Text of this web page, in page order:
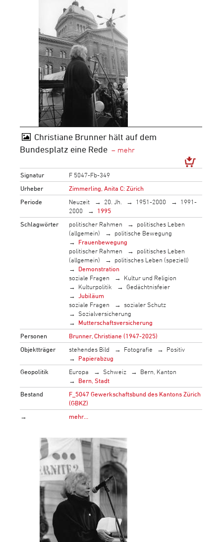
Christiane Brunner hält auf dem
Bundesplatz eine Rede
Signatur
F 5047-Fb-349
Urheber
Zimmerling, Anita C: Zürich
Periode
Neuzeit 20. Jh. 1951-2000
1991-
2000
1995
Schlagwörter
politischer Rahmen
politisches Leben
(allgemein)
politische Bewegung
Frauenbewegung
politischer Rahmen
politisches Leben
(allgemein)
politisches Leben (speziell)
Demonstration
soziale Fragen
Kultur und Religion
Kulturpolitik
Gedächtnisfeier
Jubiläum
soziale Fragen
sozialer Schutz
Sozialversicherung
Mutterschaftsversicherung
Personen
Brunner, Christiane (1947-2025)
Objektträger
stehendes Bild Fotografie
Positiv
Papierabzug
Geopolitik
Europa Schweiz
Bern, Kanton
Bern, Stadt
Bestand
F_5047 Gewerkschaftsbund des Kantons Zürich
(GBKZ)
→
mehr…